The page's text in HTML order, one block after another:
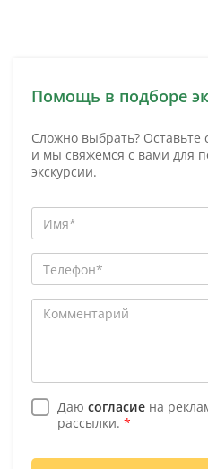
Помощь в подборе
Сложно выбрать? Оставьте
и мы свяжемся с вами для
экскурсии.
Даю согласие на
рассылки. *